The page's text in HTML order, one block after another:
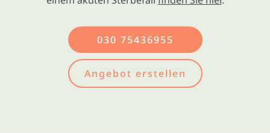
030 75436955
Angebot erstellen